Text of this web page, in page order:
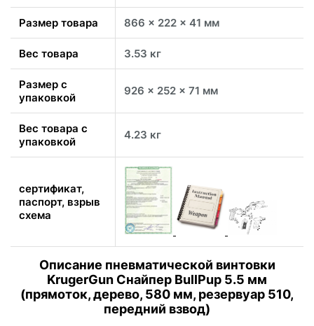
Размер товара 866 x 222 x 41 мм
Вес товара 3.53 кг
Размер с
упаковкой
926 x 252 x 71 мм
Вес товара с
упаковкой
4.23 кг
сертификат,
паспорт, взрыв
схема
Описание пневматической винтовки
KrugerGun Снайпер BullPup 5.5 мм
(прямоток, дерево, 580 мм, резервуар 510,
передний взвод)